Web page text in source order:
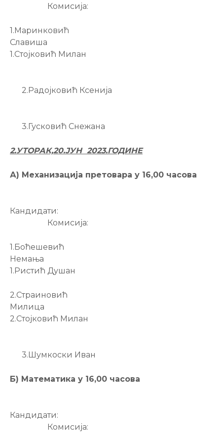
Комисија:
1.Маринковић
Славиша
1.Стојковић Милан
2.Радојковић Ксенија
3.Гусковић Снежана
2.УТОРАК,20.ЈУН2023.ГОДИНЕ
А) Механизација претовара у 16,00 часова
Кандидати:
Комисија:
1.Боћешевић
Немања
1.Ристић Душан
2.Страиновић
Милица
2.Стојковић Милан
3.Шумкоски Иван
Б) Математика у 16,00 часова
Кандидати:
Комисија: